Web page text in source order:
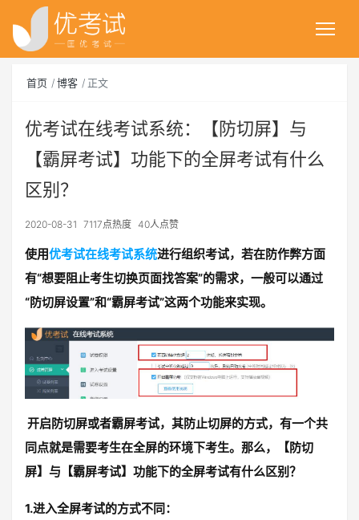
首页 博客 正文
优考试在线考试系统：【防切屏】与
【霸屏考试】功能下的全屏考试有什么
区别？
2020-08-31 7117点热度 40人点赞
使用优考试在线考试系统进行组织考试，若在防作弊方面
有“想要阻止考生切换页面找答案”的需求，一般可以通过
“防切屏设置”和“霸屏考试”这两个功能来实现。
开启防切屏或者霸屏考试，其防止切屏的方式，有一个共
同点就是需要考生在全屏的环境下考生。那么，【防切
屏】与【霸屏考试】功能下的全屏考试有什么区别？
1.进入全屏考试的方式不同：